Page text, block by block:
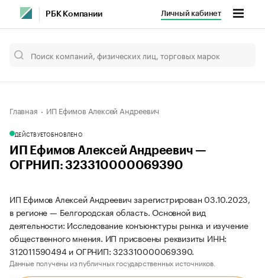
РБК Компании Личный кабинет
Главная ИП Ефимов Алексей Андреевич
ДЕЙСТВУЕТОБНОВЛЕНО
ИП Ефимов Алексей Андреевич —
ОГРНИП: 323310000069390
ИП Ефимов Алексей Андреевич зарегистрирован 03.10.2023,
в регионе — Белгородская область. Основной вид
деятельности: Исследование конъюнктуры рынка и изучение
общественного мнения. ИП присвоены реквизиты ИНН:
312011590494 и ОГРНИП: 323310000069390.
Данные получены из публичных государственных источников.